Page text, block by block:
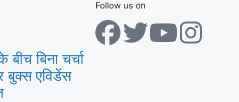
बिना चर्चा
बुक्स एविडेंस
Follow us on